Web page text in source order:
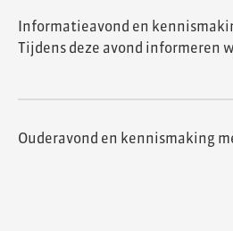
Informatieavond en
Tijdens deze avond informeren
Ouderavond en kennismaking